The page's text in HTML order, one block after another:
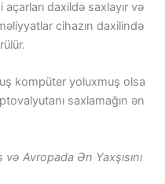
daxildə saxlayır və
cihazın daxilində
kompüter yoluxmuş olsa
saxlamağın ən
Avropada Ən Yaxşısını